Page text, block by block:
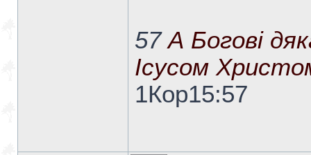
57А Богові
Ісусом
1Кор15:57